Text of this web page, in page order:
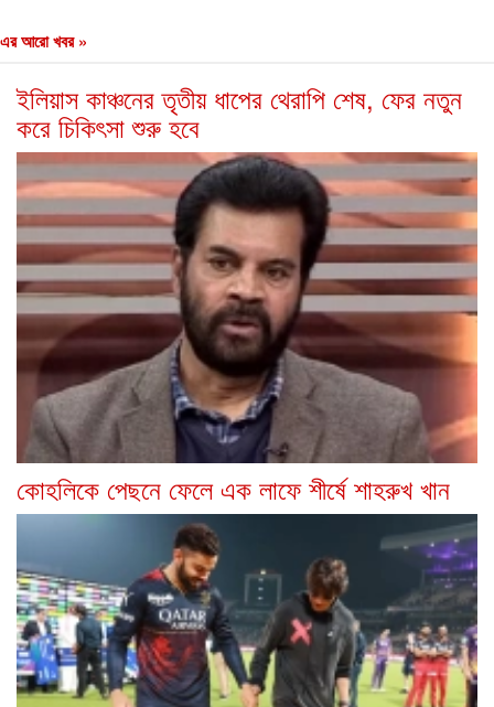
এর আরো খবর »
ইলিয়াস কাঞ্চনের তৃতীয় ধাপের থেরাপি শেষ, ফের নতুন
করে চিকিৎসা শুরু হবে
কোহলিকে পেছনে ফেলে এক লাফে শীর্ষে শাহরুখ খান